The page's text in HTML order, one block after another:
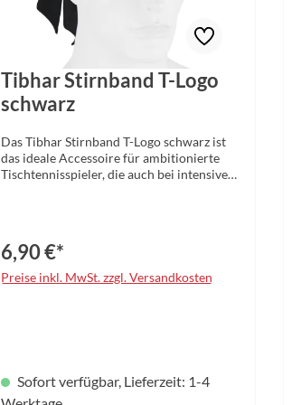
Tibhar Stirnband T-Logo
schwarz
Das Tibhar Stirnband T-Logo schwarz ist
das ideale Accessoire für ambitionierte
Tischtennisspieler, die auch bei intensiven
entwickelt und überzeugt durch seine
durchdachte Funktionalität.Dank des
leichten und flexiblen Funktionsmaterials
Material ermöglicht eine natürliche
Bewegungsfreiheit, ohne dabei seinen
6,90 €*
Preise inkl. MwSt. zzgl. Versandkosten
Sofort verfügbar, Lieferzeit: 1-4